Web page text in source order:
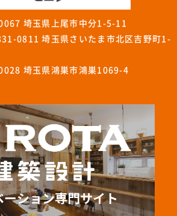
埼玉県上尾市中分1-5-11
0811 埼玉県さいたま市北区吉野町1-
埼玉県鴻巣市鴻巣1069-4